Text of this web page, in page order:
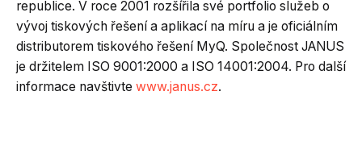
republice. V roce 2001 rozšířila své portfolio služeb o
vývoj tiskových řešení a aplikací na míru a je oficiálním
distributorem tiskového řešení MyQ. Společnost JANUS
je držitelem ISO 9001:2000 a ISO 14001:2004. Pro další
informace navštivte www.janus.cz.